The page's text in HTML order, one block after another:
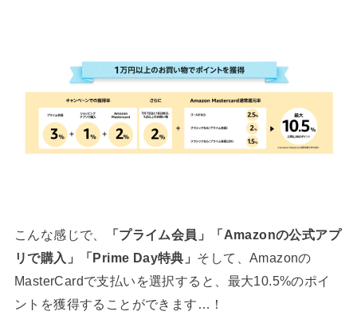
こんな感じで、
「プライム会員」「Amazonの公式アプ
リで購入」「Prime Day特典」 そして、Amazonの
MasterCardで支払いを選択すると、最大10.5%のポイ
ントを獲得することができます…！